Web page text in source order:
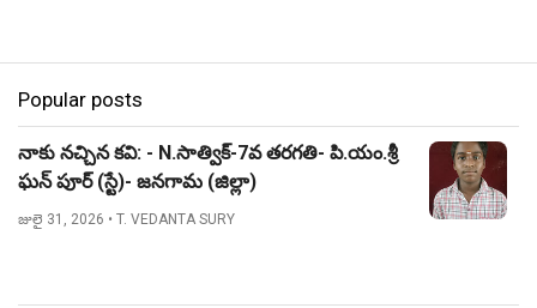
Popular posts
నాకు నచ్చిన కవి: - N.సాత్విక్-7వ తరగతి- పి.యం.శ్రీ
ఘన్ పూర్ (స్టే)- జనగామ (జిల్లా)
జులై 31, 2026 • T. VEDANTA SURY